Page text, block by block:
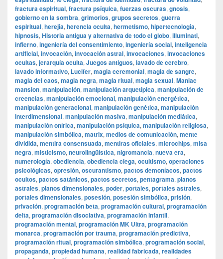
fractura espiritual, fractura psíquica, fuerzas oscuras, gnosis,
gobierno en la sombra, grimorios, grupos secretos, guerra
espiritual, herejía, herencia oculta, hermetismo, hipertecnología,
hipnosis, Historia antigua y alternativa de todo el globo, illuminati,
infierno, ingeniería del consentimiento, ingeniería social, inteligencia
artificial, invocación, invocación astral, invocaciones, invocaciones
ocultas, jerarquía oculta, Juegos antiguos, lavado de cerebro,
lavado informativo, Lucifer, magia ceremonial, magia de sangre,
magia del caos, magia negra, magia ritual, magia sexual, Maniac
mansion, manipulación, manipulación arquetípica, manipulación de
creencias, manipulación emocional, manipulación energética,
manipulación generacional, manipulación genética, manipulación
interdimensional, manipulación masiva, manipulación mediática,
manipulación onírica, manipulación psíquica, manipulación religiosa,
manipulación simbólica, matrix, medios de comunicación, mente
dividida, mentira consensuada, mentiras oficiales, microchips, misa
negra, misticismo, neurolingüística, nigromancia, nueva era,
numerología, obediencia, obediencia ciega, ocultismo, operaciones
psicológicas, opresión, oscurantismo, pactos demoníacos, pactos
ocultos, pactos satánicos, pactos secretos, pentagrama, planos
astrales, planos dimensionales, poder, portales, portales astrales,
portales dimensionales, posesión, posesión simbólica, prisión,
privación, programación beta, programación cultural, programación
delta, programación disociativa, programación infantil,
programación mental, programación MK Ultra, programación
monarca, programación por trauma, programación predictiva,
programación ritual, programación simbólica, programación social,
propaganda, propiedad humana, realidad fabricada, realidades